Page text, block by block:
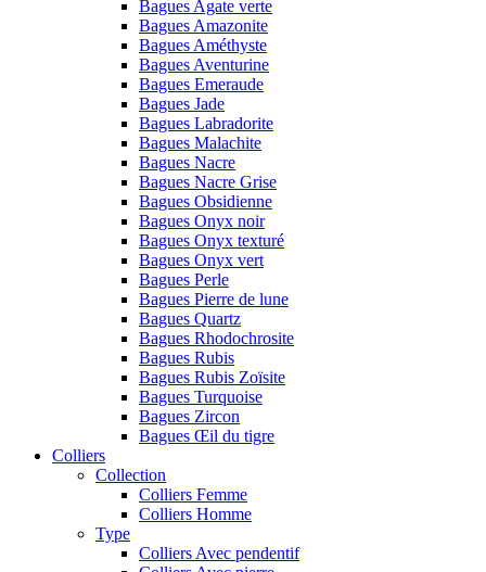
Bagues Agate verte
Bagues Amazonite
Bagues Améthyste
Bagues Aventurine
Bagues Emeraude
Bagues Jade
Bagues Labradorite
Bagues Malachite
Bagues Nacre
Bagues Nacre Grise
Bagues Obsidienne
Bagues Onyx noir
Bagues Onyx texturé
Bagues Onyx vert
Bagues Perle
Bagues Pierre de lune
Bagues Quartz
Bagues Rhodochrosite
Bagues Rubis
Bagues Rubis Zoïsite
Bagues Turquoise
Bagues Zircon
Bagues Œil du tigre
Colliers
Collection
Colliers Femme
Colliers Homme
Type
Colliers Avec pendentif